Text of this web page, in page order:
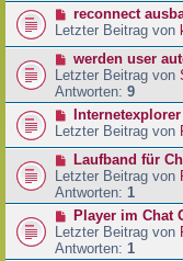
reconnect
Letzter Beitrag von
werden user
Letzter Beitrag von
Antworten: 9
Internetexplorer
Letzter Beitrag von
Laufband für
Letzter Beitrag von
Antworten: 1
Player im Chat
Letzter Beitrag von
Antworten: 1